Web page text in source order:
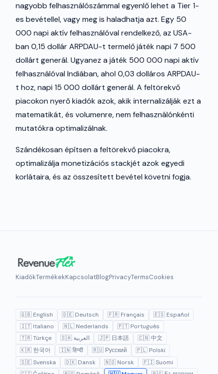
nagyobb felhasználószámmal egyenlő lehet a Tier 1-
es bevétellel, vagy meg is haladhatja azt. Egy 50
000 napi aktív felhasználóval rendelkező, az USA-
ban 0,15 dollár ARPDAU-t termelő játék napi 7 500
dollárt generál. Ugyanez a játék 500 000 napi aktív
felhasználóval Indiában, ahol 0,03 dolláros ARPDAU-
t hoz, napi 15 000 dollárt generál. A feltörekvő
piacokon nyerő kiadók azok, akik internalizálják ezt a
matematikát, és volumenre, nem felhasználónkénti
mutatókra optimalizálnak.
Szándékosan építsen a feltörekvő piacokra,
optimalizálja monetizációs stackjét azok egyedi
korlátaira, és az összesített bevétel követni fogja.
KiadókTermékekKapcsolatBlogPrivacyTermsCookies
🇬🇧 English 🇩🇪 Deutsch 🇫🇷 Français
🇪🇸 Español
🇮🇹 Italiano
🇳🇱 Nederlands
🇵🇹 Português
🇹🇷 Türkçe
🇸🇦 العربية 🇯🇵 日本語
🇨🇳 中文
🇰🇷 한국어
🇮🇳 हिन्दी 🇷🇺 Русский
🇵🇱 Polski
🇸🇪 Svenska
🇩🇰 Dansk 🇳🇴 Norsk
🇫🇮 Suomi